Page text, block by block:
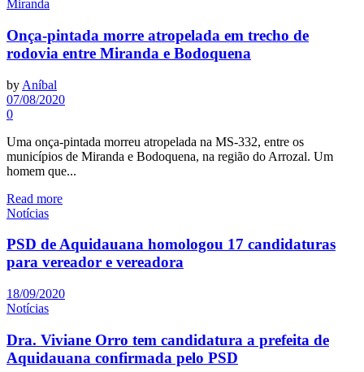
Miranda
Onça-pintada morre atropelada em trecho de
rodovia entre Miranda e Bodoquena
by Aníbal
07/08/2020
0
Uma onça-pintada morreu atropelada na MS-332, entre os
municípios de Miranda e Bodoquena, na região do Arrozal. Um
homem que...
Read more
Notícias
PSD de Aquidauana homologou 17 candidaturas
para vereador e vereadora
18/09/2020
Notícias
Dra. Viviane Orro tem candidatura a prefeita de
Aquidauana confirmada pelo PSD